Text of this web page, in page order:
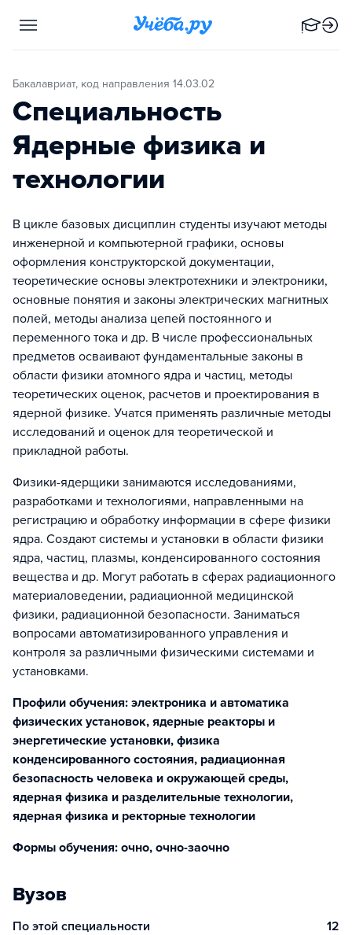
Бакалавриат, код направления 14.03.02
Специальность
Ядерные физика и
технологии
В цикле базовых дисциплин студенты изучают методы
инженерной и компьютерной графики, основы
оформления конструкторской документации,
теоретические основы электротехники и электроники,
основные понятия и законы электрических магнитных
полей, методы анализа цепей постоянного и
переменного тока и др. В числе профессиональных
предметов осваивают фундаментальные законы в
области физики атомного ядра и частиц, методы
теоретических оценок, расчетов и проектирования в
ядерной физике. Учатся применять различные методы
исследований и оценок для теоретической и
прикладной работы.
Физики-ядерщики занимаются исследованиями,
разработками и технологиями, направленными на
регистрацию и обработку информации в сфере физики
ядра. Создают системы и установки в области физики
ядра, частиц, плазмы, конденсированного состояния
вещества и др. Могут работать в сферах радиационного
материаловедении, радиационной медицинской
физики, радиационной безопасности. Заниматься
вопросами автоматизированного управления и
контроля за различными физическими системами и
установками.
Профили обучения: электроника и автоматика
физических установок, ядерные реакторы и
энергетические установки, физика
конденсированного состояния, радиационная
безопасность человека и окружающей среды,
ядерная физика и разделительные технологии,
ядерная физика и ректорные технологии
Формы обучения: очно, очно-заочно
Вузов
По этой специальности 12